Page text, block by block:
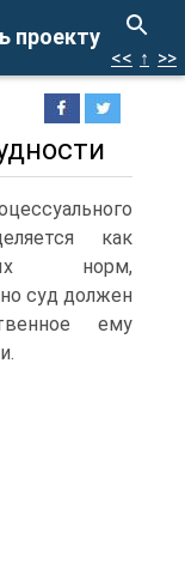
проекту
<< ↑ >>
как
норм,
суд должен
ему